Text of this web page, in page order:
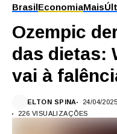
BrasilEconomiaMais
Ozempic
das dietas:
vai à
ELTON SPINA 24/04/
226 VISUALIZAÇÕES